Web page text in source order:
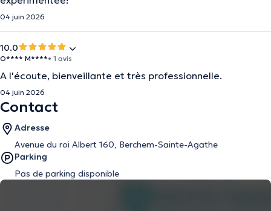
04 juin 2026
10.0
O**** M****• 1 avis
A l'écoute, bienveillante et très professionnelle.
04 juin 2026
Contact
Adresse
Avenue du roi Albert 160, Berchem-Sainte-Agathe
Parking
Pas de parking disponible